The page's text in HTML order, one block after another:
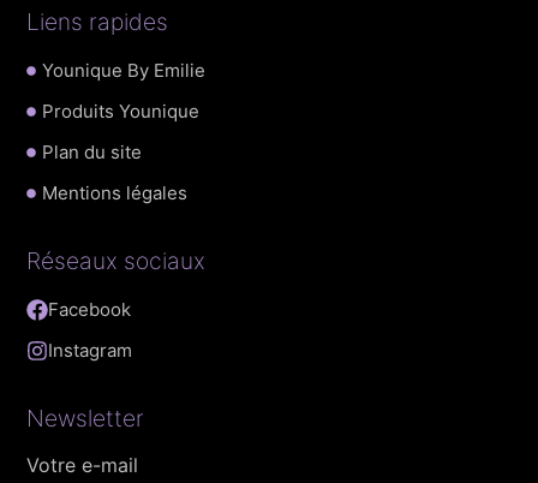
Liens rapides
Younique By Emilie
Produits Younique
Plan du site
Mentions légales
Réseaux sociaux
Facebook
Instagram
Newsletter
Votre e-mail